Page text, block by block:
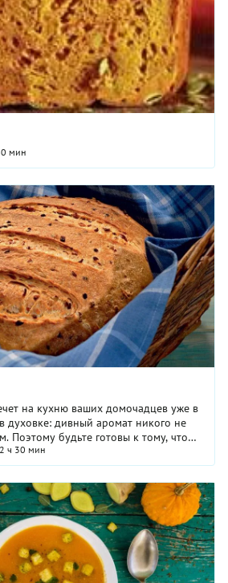
мин
на кухню ваших домочадцев уже в
духовке: дивный аромат никого не
Поэтому будьте готовы к тому, что
...
2 ч 30 мин